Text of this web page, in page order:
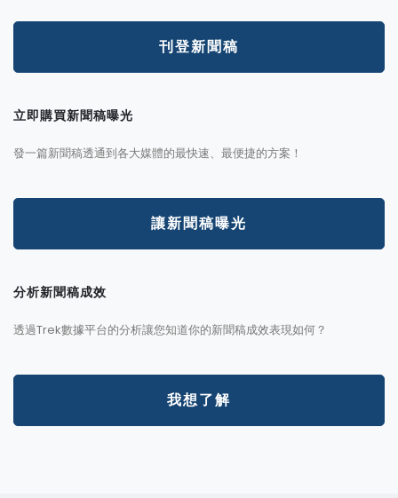
刊登新聞稿
立即購買新聞稿曝光
發一篇新聞稿透通到各大媒體的最快速、最便捷的方案！
讓新聞稿曝光
分析新聞稿成效
透過Trek數據平台的分析讓您知道你的新聞稿成效表現如何？
我想了解